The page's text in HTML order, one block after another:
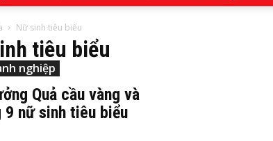
Nữ sinh tiêu biểu
tiêu biểu
nghiệp
Quả cầu vàng và
9 nữ sinh tiêu biểu